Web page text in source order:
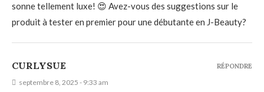
sonne tellement luxe! 😍 Avez-vous des suggestions sur le
produit à tester en premier pour une débutante en J-Beauty?
CURLYSUE
septembre 8, 2025 - 9:33 am
RÉPONDRE